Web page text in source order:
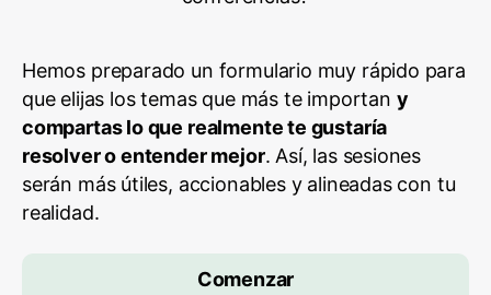
Hemos preparado un formulario muy rápido para
que elijas los temas que más te importan y
compartas lo que realmente te gustaría
resolver o entender mejor. Así, las sesiones
serán más útiles, accionables y alineadas con tu
realidad.
Comenzar